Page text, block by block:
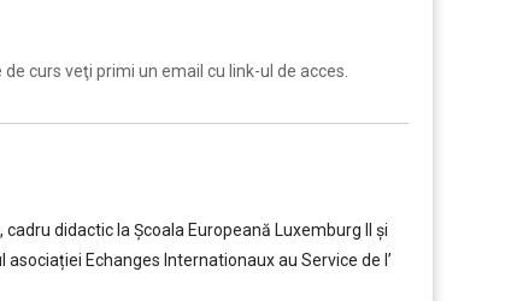
curs veţi primi un email cu link-ul de acces.
, cadru didactic la Școala Europeană Luxemburg II și
Echanges Internationaux au Service de l’